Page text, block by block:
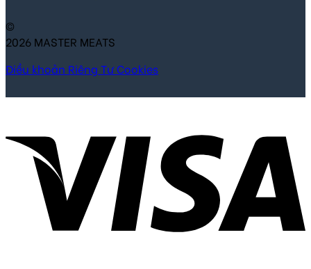
©
2026 MASTER MEATS
Điều khoản Riêng Tư Cookies